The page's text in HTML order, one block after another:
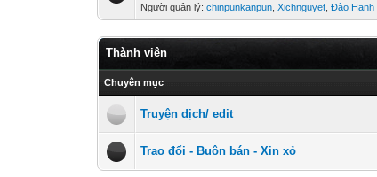
Người quản lý:chinpunkanpun ,Xichnguyet ,Đào Hạnh
Thành viên
Chuyên mục
Truyện dịch/ edit
Trao đổi - Buôn bán - Xin xỏ